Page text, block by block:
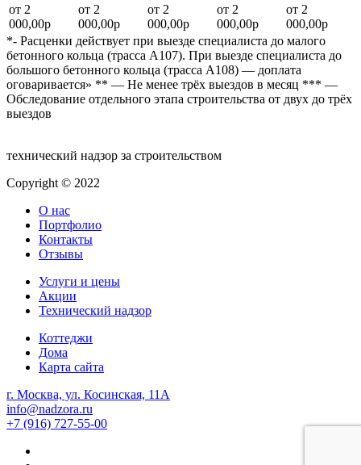
от 2
000,00р
от 2
000,00р
от 2
000,00р
от 2
000,00р
от 2
000,00р
*- Расценки действует при выезде специалиста до малого
бетонного кольца (трасса А107). При выезде специалиста до
большого бетонного кольца (трасса А108) — доплата
оговаривается» ** — Не менее трёх выездов в месяц *** —
Обследование отдельного этапа строительства от двух до трёх
выездов
технический надзор за строительством
Copyright © 2022
О нас
Портфолио
Контакты
Отзывы
Услуги и цены
Акции
Технический надзор
Коттеджи
Дома
Карта сайта
г. Москва, ул. Косинская, 11А
info@nadzora.ru
+7 (916) 727-55-00